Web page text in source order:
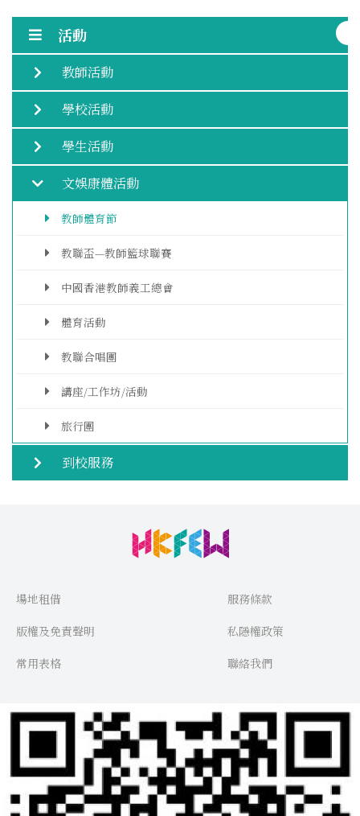
活動
教師活動
學校活動
學生活動
文娛康體活動
教師體育節
教聯盃—教師籃球聯賽
中國香港教師義工總會
體育活動
教聯合唱團
講座/工作坊/活動
旅行團
到校服務
場地租借
服務條款
版權及免責聲明
私隱權政策
常用表格
聯絡我們